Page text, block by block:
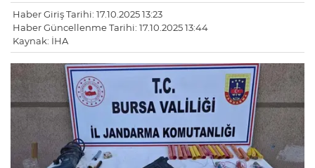
Haber Giriş Tarihi: 17.10.2025 13:23
Haber Güncellenme Tarihi: 17.10.2025 13:44
Kaynak: İHA